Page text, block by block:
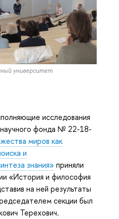
университет
исследования
научного фонда № 22-18-
миров как
и
знания» приняли
«История и философия
на ней результаты
секции был
Терехович.